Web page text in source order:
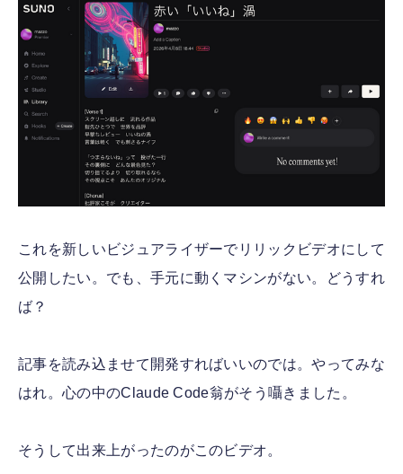
これを新しいビジュアライザーでリリックビデオにして
公開したい。でも、手元に動くマシンがない。どうすれ
ば？
記事を読み込ませて開発すればいいのでは。やってみな
はれ。心の中のClaude Code翁がそう囁きました。
そうして出来上がったのがこのビデオ。